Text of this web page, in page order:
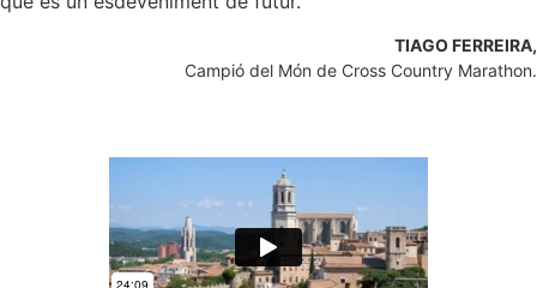
TIAGO FERREIRA,
Campió del Món de Cross Country Marathon.